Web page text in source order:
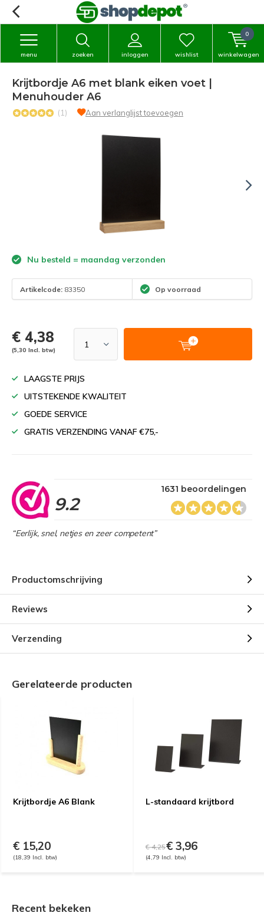
zoeken inloggen
menu wishlist winkelwagen
0
Krijtbordje A6 met blank eiken voet |
Menuhouder A6
(1) Aan verlanglijst toevoegen
Nu besteld = maandag verzonden
Artikelcode: 83350 Op voorraad
€ 4,38
(5,30 Incl. btw)
LAAGSTE PRIJS
UITSTEKENDE KWALITEIT
GOEDE SERVICE
GRATIS VERZENDING VANAF €75,-
9.2
1631 beoordelingen
“Eerlijk, snel, netjes en zeer competent”
Productomschrijving
Reviews
Verzending
Gerelateerde producten
Krijtbordje A6 Blank
€ 15,20
(18,39 Incl. btw)
L-standaard krijtbord
€ 4,25€ 3,96
(4,79 Incl. btw)
Recent bekeken